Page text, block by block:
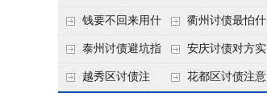
的行业自律和认证
情？ 据
钱要不回来用什
么方法要回来
衢州讨债最怕什
么？2026年这两个关
键细节，做错就很难
泰州讨债避坑指
南：2026年这2个细
安庆讨债对方实
在没钱咋办？
越秀区讨债注 花都区讨债注意